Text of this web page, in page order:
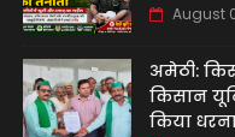
August
अमेठी:
किसान
किया